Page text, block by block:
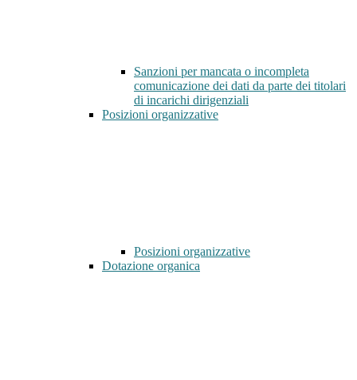
Sanzioni per mancata o incompleta
comunicazione dei dati da parte dei titolari
di incarichi dirigenziali
Posizioni organizzative
Posizioni organizzative
Dotazione organica